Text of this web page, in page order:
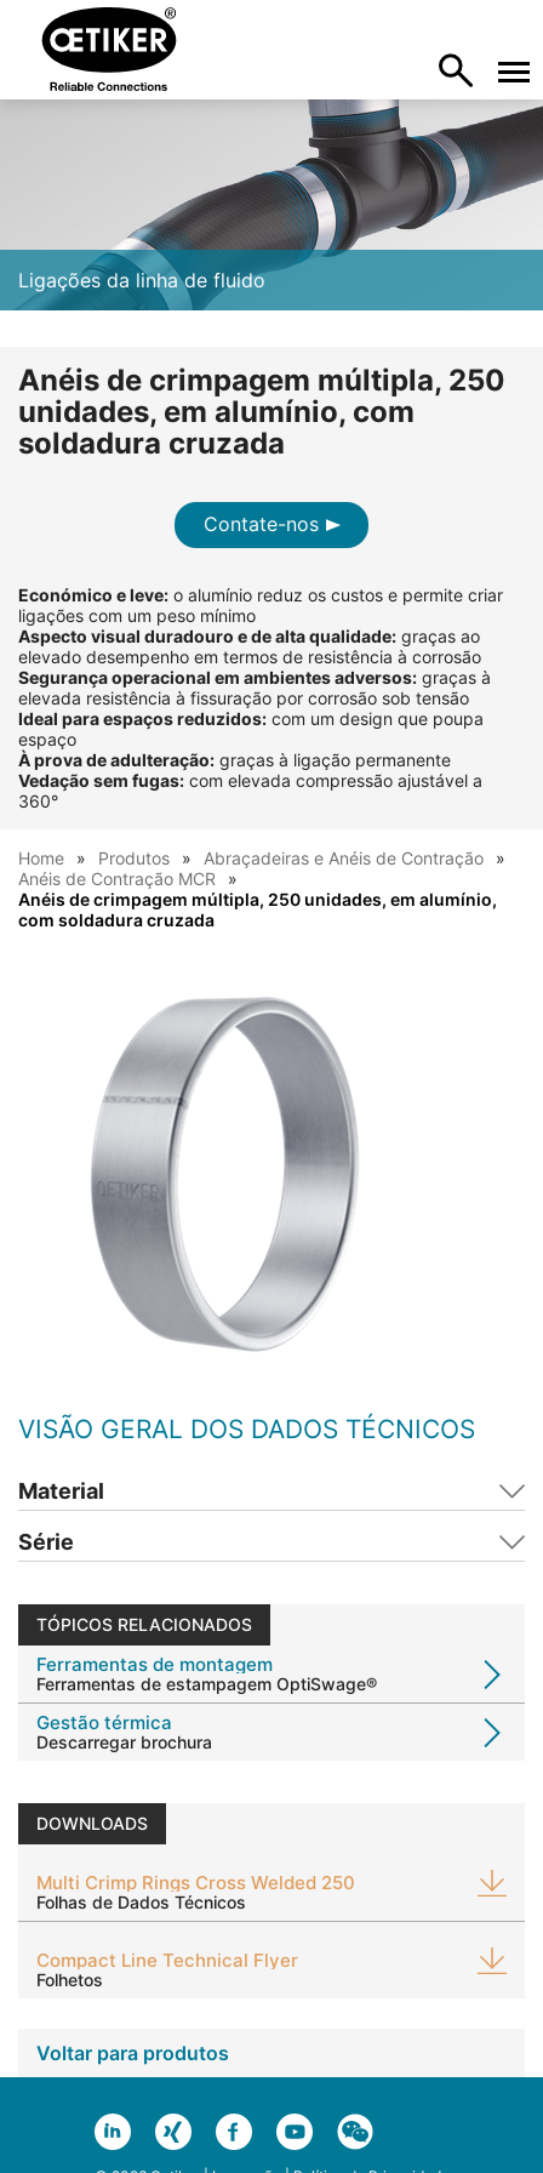
Ligações da linha de fluido
Anéis de crimpagem múltipla, 250
unidades, em alumínio, com
soldadura cruzada
Contate-nos
Económico e leve: o alumínio reduz os custos e permite criar
ligações com um peso mínimo
Aspecto visual duradouro e de alta qualidade: graças ao
elevado desempenho em termos de resistência à corrosão
Segurança operacional em ambientes adversos: graças à
elevada resistência à fissuração por corrosão sob tensão
Ideal para espaços reduzidos: com um design que poupa
espaço
À prova de adulteração: graças à ligação permanente
Vedação sem fugas: com elevada compressão ajustável a
360°
Home Produtos
Abraçadeiras e Anéis de Contração
Anéis de Contração MCR
Anéis de crimpagem múltipla, 250 unidades, em alumínio,
com soldadura cruzada
VISÃO GERAL DOS DADOS TÉCNICOS
Material
Série
TÓPICOS RELACIONADOS
Ferramentas de montagem
Ferramentas de estampagem OptiSwage®
Gestão térmica
Descarregar brochura
DOWNLOADS
Multi Crimp Rings Cross Welded 250
Folhas de Dados Técnicos
Compact Line Technical Flyer
Folhetos
Voltar para produtos